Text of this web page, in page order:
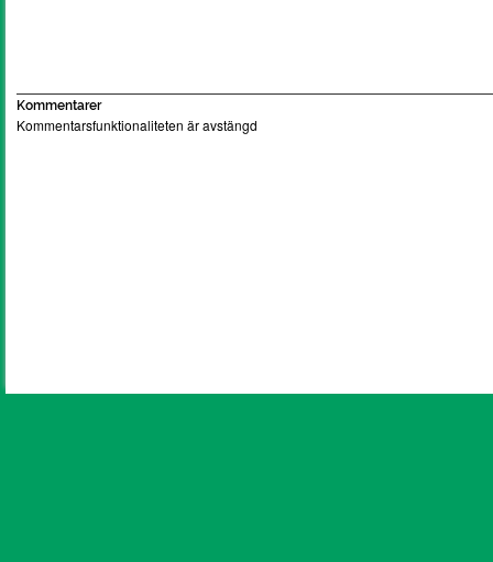
Kommentarer
Kommentarsfunktionaliteten är avstängd